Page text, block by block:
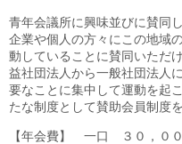
青年会議所に興味並びに賛同
企業や個人の方々にこの地域
動していることに賛同いただ
益社団法人から一般社団法人
要なことに集中して運動を起
たな制度として賛助会員制度
【年会費】 一口 ３０，００